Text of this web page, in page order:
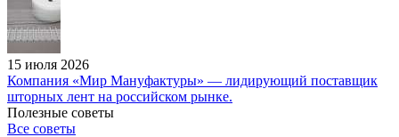
15 июля 2026
Компания «Мир Мануфактуры» — лидирующий поставщик
шторных лент на российском рынке.
Полезные советы
Все советы